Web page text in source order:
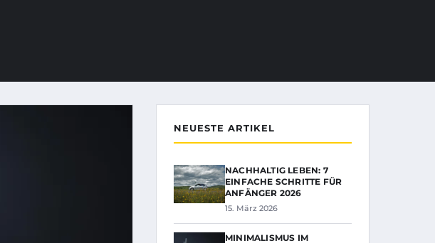
NEUESTE ARTIKEL
NACHHALTIG LEBEN: 7
EINFACHE SCHRITTE FÜR
ANFÄNGER 2026
15. März 2026
MINIMALISMUS IM